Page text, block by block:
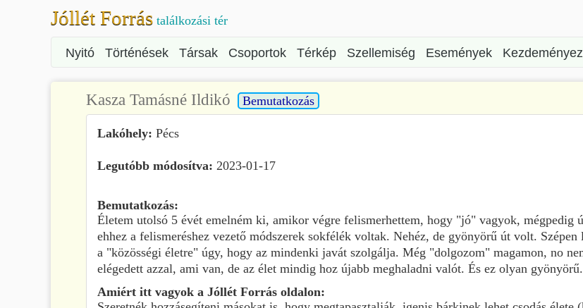
Jóllét Forrás találkozási tér
Nyitó Történések Társak Csoportok Térkép Szellemiség Események
Kasza Tamásné Ildikó Bemutatkozás
Lakóhely: Pécs
Legutóbb módosítva: 2023-01-17
Bemutatkozás:
Életem utolsó 5 évét emelném ki, amikor végre felismerhettem, hogy "jó" vagyok, mégpedig
ehhez a felismeréshez vezető módszerek sokfélék voltak. Nehéz, de gyönyörű út volt. Szépen
a "közösségi életre" úgy, hogy az mindenki javát szolgálja. Még "dolgozom" magamon, no
elégedett azzal, ami van, de az élet mindig hoz újabb meghaladni valót. És ez olyan
Amiért itt vagyok a Jóllét Forrás oldalon: